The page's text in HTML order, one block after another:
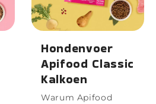
Hondenvoer
Apifood Classic
Kalkoen
Warum Apifood